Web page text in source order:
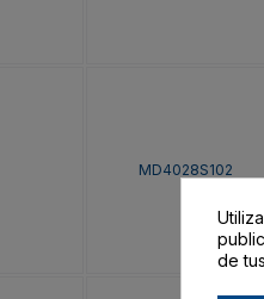
MD4028S102
de